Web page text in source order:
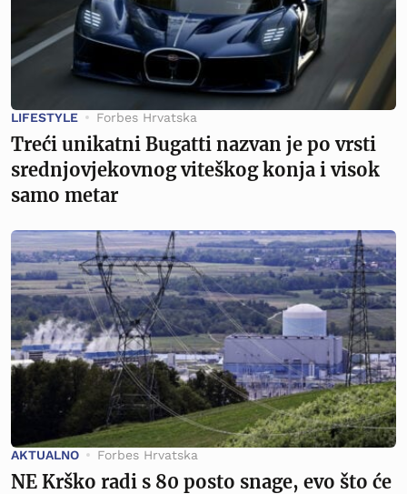
LIFESTYLE Forbes Hrvatska
Treći unikatni Bugatti nazvan je po vrsti
srednjovjekovnog viteškog konja i visok
samo metar
AKTUALNO Forbes Hrvatska
NE Krško radi s 80 posto snage, evo što će